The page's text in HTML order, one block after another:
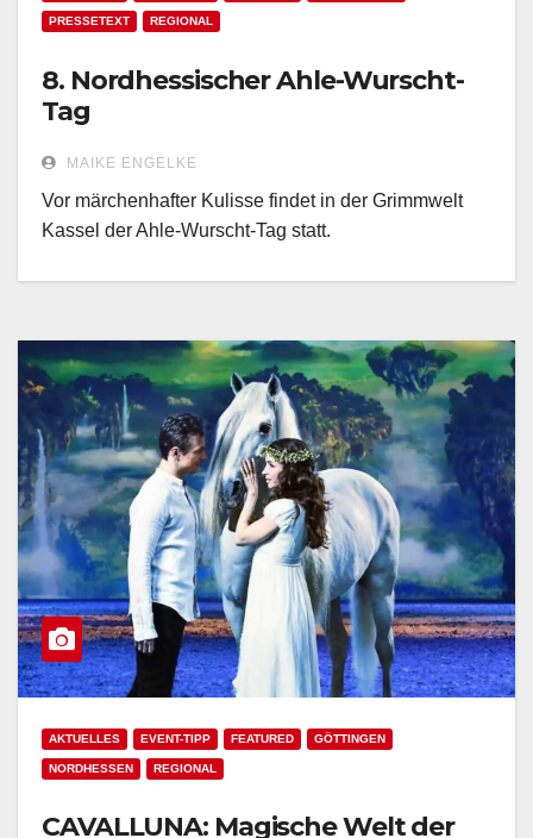
PRESSETEXT REGIONAL
8. Nordhessischer Ahle-Wurscht-
Tag
MAIKE ENGELKE
Vor märchenhafter Kulisse findet in der Grimmwelt
Kassel der Ahle-Wurscht-Tag statt.
AKTUELLES EVENT-TIPP FEATURED GÖTTINGEN
NORDHESSEN REGIONAL
CAVALLUNA: Magische Welt der